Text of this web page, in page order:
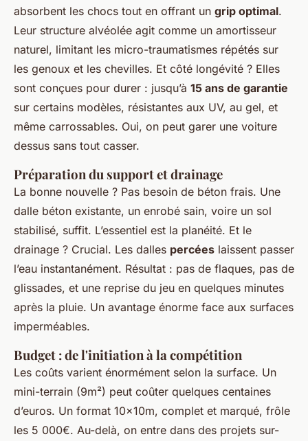
absorbent les chocs tout en offrant un grip optimal.
Leur structure alvéolée agit comme un amortisseur
naturel, limitant les micro-traumatismes répétés sur
les genoux et les chevilles. Et côté longévité ? Elles
sont conçues pour durer : jusqu’à 15 ans de garantie
sur certains modèles, résistantes aux UV, au gel, et
même carrossables. Oui, on peut garer une voiture
dessus sans tout casser.
Préparation du support et drainage
La bonne nouvelle ? Pas besoin de béton frais. Une
dalle béton existante, un enrobé sain, voire un sol
stabilisé, suffit. L’essentiel est la planéité. Et le
drainage ? Crucial. Les dalles percées laissent passer
l’eau instantanément. Résultat : pas de flaques, pas de
glissades, et une reprise du jeu en quelques minutes
après la pluie. Un avantage énorme face aux surfaces
imperméables.
Budget : de l'initiation à la compétition
Les coûts varient énormément selon la surface. Un
mini-terrain (9m²) peut coûter quelques centaines
d’euros. Un format 10x10m, complet et marqué, frôle
les 5 000€. Au-delà, on entre dans des projets sur-